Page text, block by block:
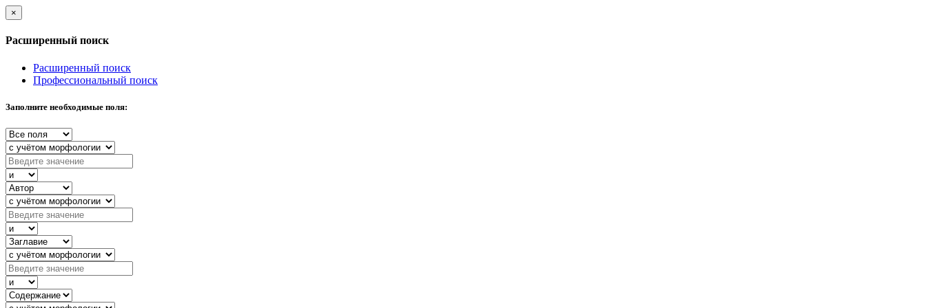
×
Расширенный поиск
Расширенный поиск
Профессиональный поиск
Заполните необходимые поля: